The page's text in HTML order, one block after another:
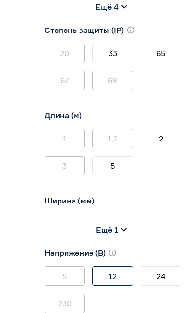
2700-3000 (теплый)
3800-4200 (дневной)
4000 (нейтральный)
0
Ещё 4
Степень защиты (IP)
20 33 65
67 68
Длина (м)
1 1,2 2
3 5
Ширина (мм)
10 12
Ещё 1
Напряжение (В)
5 12 24
230